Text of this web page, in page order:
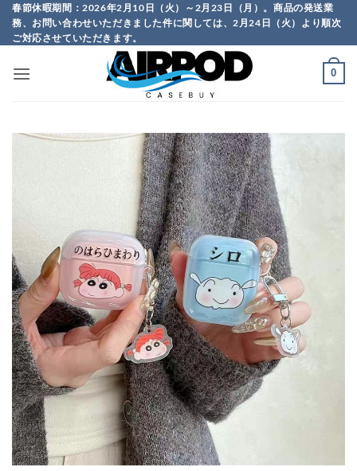
Skip
content
春節休暇期間：2026年2月10日（火）～2月23日（月）。商品の発送業
務、お問い合わせいただきました件に関しては、2月24日（火）より順次
ご対応させていただきます。
0